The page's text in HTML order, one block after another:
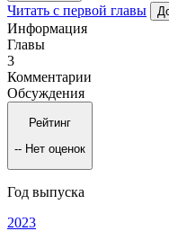
Читать с первой главы
Информация
Главы
3
Комментарии
Обсуждения
Рейтинг
-- Нет оценок
Год выпуска
2023